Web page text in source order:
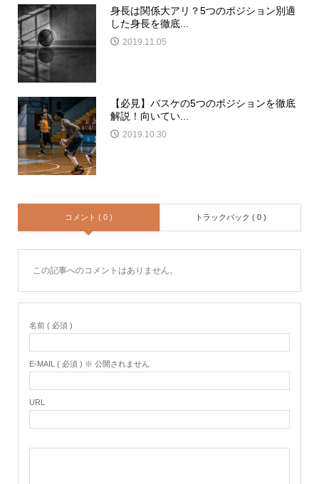
身長は関係大アリ？5つのポジション別適
した身長を徹底...
2019.11.05
【必見】バスケの5つのポジションを徹底
解説！向いてい...
2019.10.30
コメント ( 0 ) トラックバック ( 0 )
この記事へのコメントはありません。
名前 ( 必須 )
E-MAIL ( 必須 ) ※ 公開されません
URL